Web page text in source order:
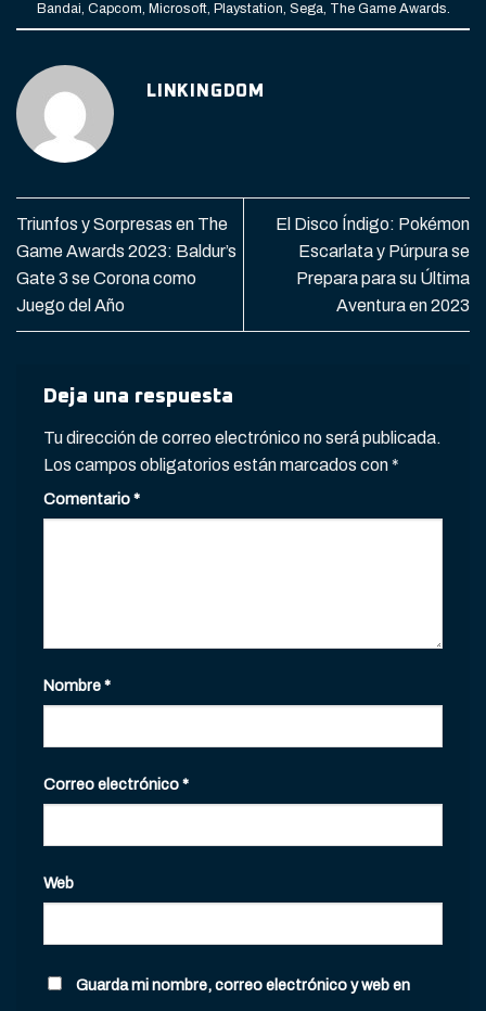
Bandai, Capcom, Microsoft, Playstation, Sega, The Game Awards.
LINKINGDOM
Triunfos y Sorpresas en The
Game Awards 2023: Baldur’s
Gate 3 se Corona como
Juego del Año
El Disco Índigo: Pokémon
Escarlata y Púrpura se
Prepara para su Última
Aventura en 2023
Deja una respuesta
Tu dirección de correo electrónico no será publicada.
Los campos obligatorios están marcados con*
Comentario*
Nombre*
Correo electrónico*
Web
Guarda mi nombre, correo electrónico y web en